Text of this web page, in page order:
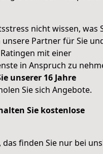
nicht wissen, was
Partner für Sie
mit einer
in Anspruch zu
unserer 16 Jahre
Sie sich Angebote.
Sie kostenlose
, das finden Sie nur bei